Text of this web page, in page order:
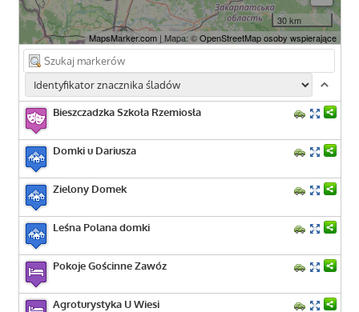
30 km
MapsMarker.com| Mapa: ©OpenStreetMap osoby wspierające
Bieszczadzka Szkoła Rzemiosła
Domki u Dariusza
Zielony Domek
Leśna Polana domki
Pokoje Gościnne Zawóz
Agroturystyka U Wiesi